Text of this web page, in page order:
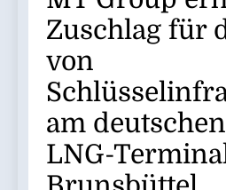
Zuschlag für
von
am
LNG-